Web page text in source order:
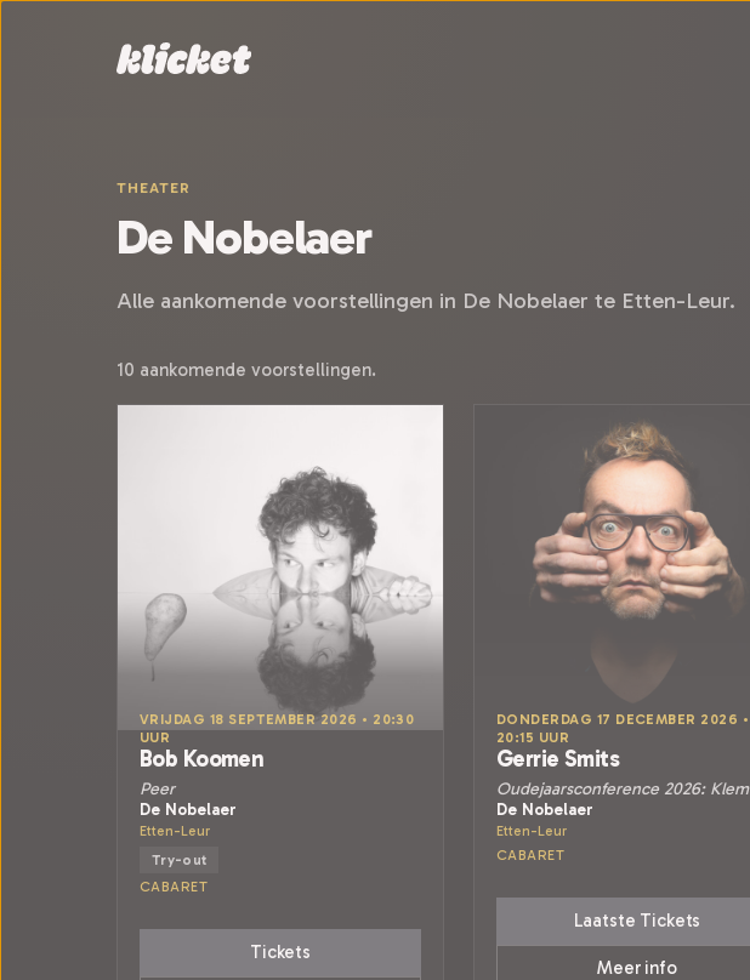
THEATER
De Nobelaer
Alle aankomende voorstellingen in De Nobelaer te Etten-Leur.
10 aankomende voorstellingen.
VRIJDAG 18 SEPTEMBER 2026 • 20:30
UUR
Bob Koomen
Peer
De Nobelaer
Etten-Leur
Try-out
CABARET
Tickets
DONDERDAG 17 DECEMBER 2026 •
20:15 UUR
Gerrie Smits
Oudejaarsconference 2026: Klem
De Nobelaer
Etten-Leur
CABARET
Laatste Tickets
Meer info